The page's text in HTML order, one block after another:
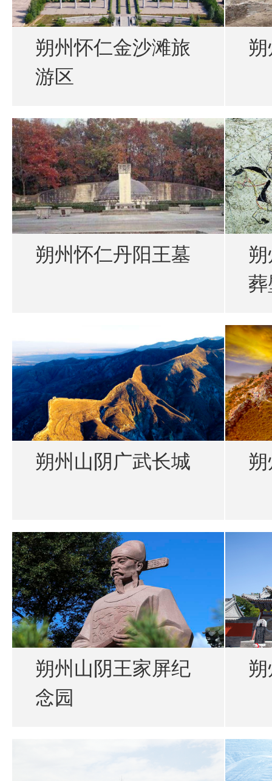
朔州怀仁金沙滩旅
游区
朔州怀仁丹阳王墓
朔州山阴广武长城
朔州山阴王家屏纪
念园